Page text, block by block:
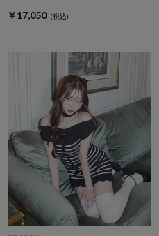
￥17,050